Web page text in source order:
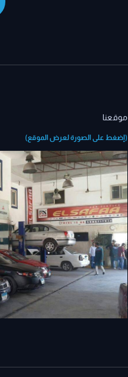
موقعنا
(إضغط على الصورة لعرض الموقع)